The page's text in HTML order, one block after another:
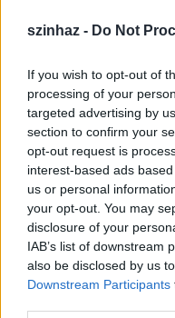
szinhaz - Do Not
If you wish to opt-out of
processing of your
targeted advertising by
section to confirm your
opt-out request is
interest-based ads
us or personal
your opt-out. You may
disclosure of your
IAB’s list of downstream
also be disclosed by us
Downstream Participants
(Örkény Színház) és
egyik leghíresebb
Horváth Illés (Pesti
Szabó Máté
Nyíregyházán
rendezett – Feydeu-
nagyszínpadi és
a közönség olyan új
vendégművészekkel,
Szegezdi Róbert,
Horváth Julianna,
Martinkovics Máté,
A kamara előadások